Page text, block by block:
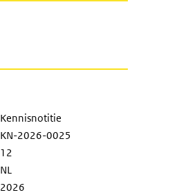
Kennisnotitie
KN-2026-0025
12
NL
2026